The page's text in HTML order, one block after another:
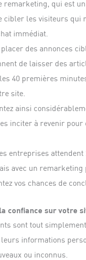
élevé
la police
remarketing, qui est
cibler les visiteurs qui
immédiat.
placer des annonces
de laisser des
40 premières
site.
ainsi
inciter à revenir pour
entreprises attendent
avec un remarketing
vos chances de
confiance sur votre
sont tout
informations
ou inconnus.